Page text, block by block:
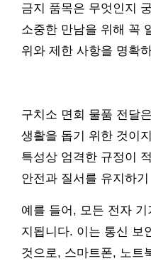
금지 품목은 무엇인지
소중한 만남을 위해 꼭
위와 제한 사항을 명확
구치소 면회 물품 전달
생활을 돕기 위한 것이
특성상 엄격한 규정이
안전과 질서를 유지하
예를 들어, 모든 전자
지됩니다. 이는 통신 보
것으로, 스마트폰, 노트